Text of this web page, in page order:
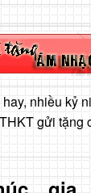
nhiều kỷ
gửi tặng